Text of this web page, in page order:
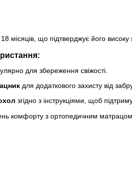
місяців, що підтверджує його високу
для збереження свіжості.
для додаткового захисту від
згідно з інструкціями, щоб
комфорту з ортопедичним